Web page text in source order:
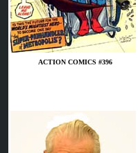
ACTION COMICS #396